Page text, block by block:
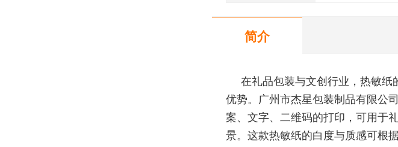
简介
在礼品包装与文创行业，热敏
优势。广州市杰星包装制品有限公
案、文字、二维码的打印，可用于
景。这款热敏纸的白度与质感可根